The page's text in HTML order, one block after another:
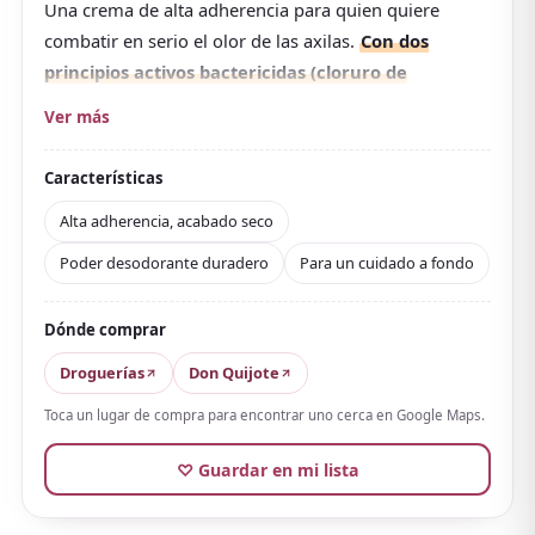
Una crema de alta adherencia para quien quiere
combatir en serio el olor de las axilas. Con dos
principios activos bactericidas (cloruro de
benzalconio e isopropilmetilfenol) más un
las bacterias que causan el olor para cuidar tanto
el olor corporal como el del sudor a largo plazo
Su fórmula de alta adherencia y larga duración resiste
el sudor y la fricción, y al ser sin aroma combina
fácilmente con perfume. Lo que más destaca en las
reseñas es el elogio a su poder desodorante:
gente se sorprende de que, aplicándola por la
mañana o tras el baño, siga «sin oler» hasta volver
a casa, y es un clásico apoyado en las webs de
reseñas
Pese a ser una crema, no es pegajosa y da un acabado
Ver más
Características
Alta adherencia, acabado seco
Poder desodorante duradero
Para un cuidado a fondo
Dónde comprar
Droguerías
Don Quijote
Toca un lugar de compra para encontrar uno cerca en Google Maps.
♡ Guardar en mi lista